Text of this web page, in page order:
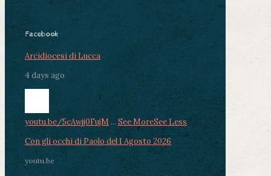
Facebook
Arcidiocesi di Lucca
4 days ago
youtu.be/5cAwjj0FujM ... See MoreSee Less
Con gli occhi di Paolo del 1 Agosto 2026
youtu.be